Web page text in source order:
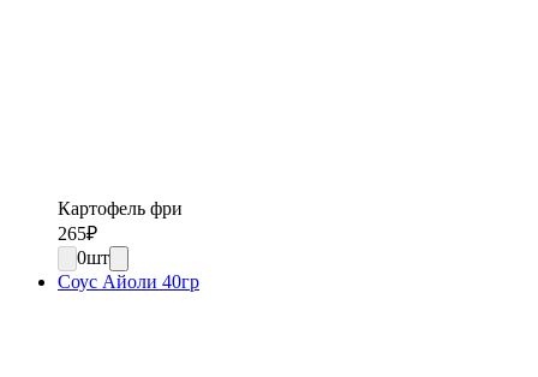
Картофель фри
265₽
0шт
Соус Айоли 40гр